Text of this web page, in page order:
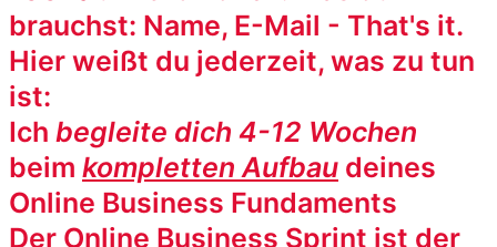
brauchst: Name, E-Mail - That's it.
Hier weißt du jederzeit, was zu tun
ist:
Ich begleite dich 4-12 Wochen
beim kompletten Aufbau deines
Online Business Fundaments
Der Online Business Sprint ist der